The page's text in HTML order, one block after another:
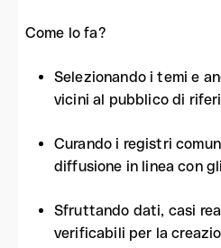
Come lo fa?
Selezionando i temi e
vicini al pubblico di
Curando i registri
diffusione in linea con
Sfruttando dati, casi
verificabili per la